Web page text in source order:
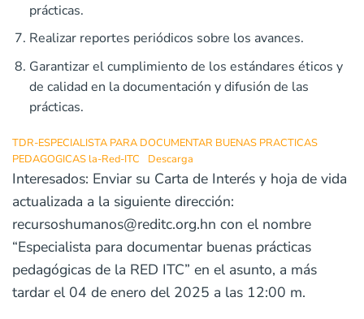
prácticas.
Realizar reportes periódicos sobre los avances.
Garantizar el cumplimiento de los estándares éticos y
de calidad en la documentación y difusión de las
prácticas.
TDR-ESPECIALISTA PARA DOCUMENTAR BUENAS PRACTICAS
PEDAGOGICAS la-Red-ITC
Descarga
Interesados: Enviar su Carta de Interés y hoja de vida
actualizada a la siguiente dirección:
recursoshumanos@reditc.org.hn con el nombre
“Especialista para documentar buenas prácticas
pedagógicas de la RED ITC” en el asunto, a más
tardar el 04 de enero del 2025 a las 12:00 m.